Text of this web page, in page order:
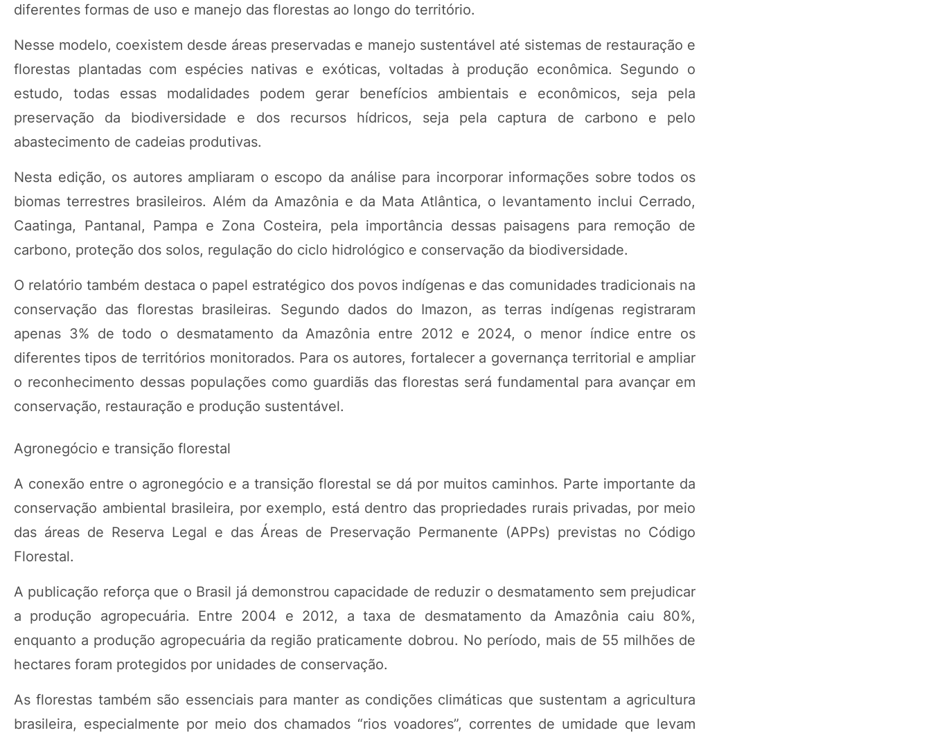
diferentes formas de uso e manejo das florestas ao longo do território.
Nesse modelo, coexistem desde áreas preservadas e manejo sustentável até sistemas de restauração e
florestas plantadas com espécies nativas e exóticas, voltadas à produção econômica. Segundo o
estudo, todas essas modalidades podem gerar benefícios ambientais e econômicos, seja pela
preservação da biodiversidade e dos recursos hídricos, seja pela captura de carbono e pelo
abastecimento de cadeias produtivas.
Nesta edição, os autores ampliaram o escopo da análise para incorporar informações sobre todos os
biomas terrestres brasileiros. Além da Amazônia e da Mata Atlântica, o levantamento inclui Cerrado,
Caatinga, Pantanal, Pampa e Zona Costeira, pela importância dessas paisagens para remoção de
carbono, proteção dos solos, regulação do ciclo hidrológico e conservação da biodiversidade.
O relatório também destaca o papel estratégico dos povos indígenas e das comunidades tradicionais na
conservação das florestas brasileiras. Segundo dados do Imazon, as terras indígenas registraram
apenas 3% de todo o desmatamento da Amazônia entre 2012 e 2024, o menor índice entre os
diferentes tipos de territórios monitorados. Para os autores, fortalecer a governança territorial e ampliar
o reconhecimento dessas populações como guardiãs das florestas será fundamental para avançar em
conservação, restauração e produção sustentável.
Agronegócio e transição florestal
A conexão entre o agronegócio e a transição florestal se dá por muitos caminhos. Parte importante da
conservação ambiental brasileira, por exemplo, está dentro das propriedades rurais privadas, por meio
das áreas de Reserva Legal e das Áreas de Preservação Permanente (APPs) previstas no Código
Florestal.
A publicação reforça que o Brasil já demonstrou capacidade de reduzir o desmatamento sem prejudicar
a produção agropecuária. Entre 2004 e 2012, a taxa de desmatamento da Amazônia caiu 80%,
enquanto a produção agropecuária da região praticamente dobrou. No período, mais de 55 milhões de
hectares foram protegidos por unidades de conservação.
As florestas também são essenciais para manter as condições climáticas que sustentam a agricultura
brasileira, especialmente por meio dos chamados “rios voadores”, correntes de umidade que levam